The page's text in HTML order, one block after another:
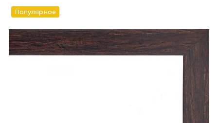
Популярное